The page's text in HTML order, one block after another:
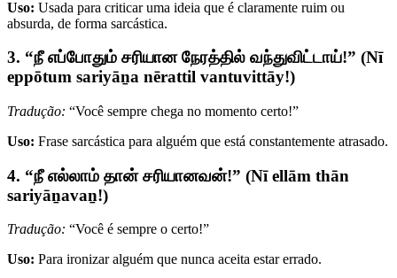
Uso: Usada para criticar uma ideia que é claramente ruim ou
absurda, de forma sarcástica.
3. “நீ எப்போதும் சரியான நேரத்தில் வந்துவிட்டாய்!” (Nī
eppōtum sariyāṉa nērattil vantuvittāy!)
Tradução: “Você sempre chega no momento certo!”
Uso: Frase sarcástica para alguém que está constantemente atrasado.
4. “நீ எல்லாம் தான் சரியானவன்!” (Nī ellām thān
sariyāṉavaṉ!)
Tradução: “Você é sempre o certo!”
Uso: Para ironizar alguém que nunca aceita estar errado.